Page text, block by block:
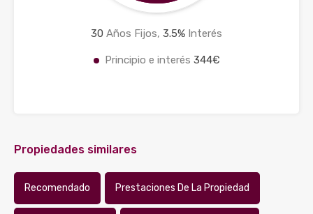
30 Años Fijos, 3.5% Interés
Principio e interés 344€
Propiedades similares
Recomendado Prestaciones De La Propiedad